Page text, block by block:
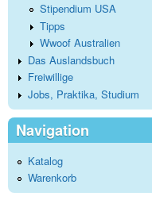
Stipendium USA
Tipps
Wwoof Australien
Das Auslandsbuch
Freiwillige
Jobs, Praktika, Studium
Navigation
Katalog
Warenkorb